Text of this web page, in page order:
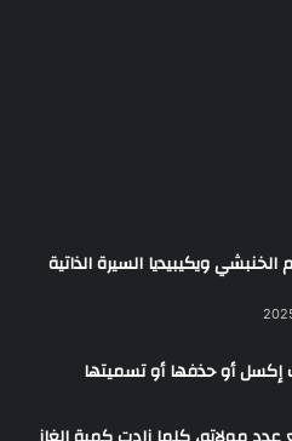
ويكيبيديا السيرة الذاتية
أو حذفها أو تسميتها